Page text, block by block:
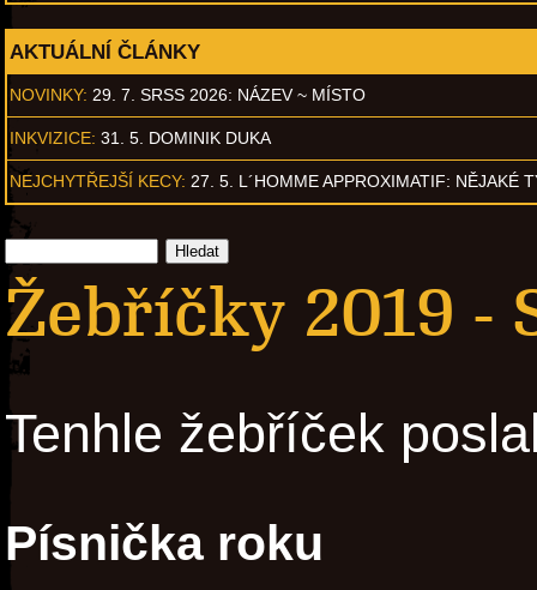
AKTUÁLNÍ ČLÁNKY
NOVINKY: 29. 7. SRSS 2026: NÁZEV ~ MÍSTO
INKVIZICE: 31. 5. DOMINIK DUKA
NEJCHYTŘEJŠÍ KECY: 27. 5. L´HOMME APPROXIMATIF: NĚJAKÉ
Žebříčky 2019 -
Tenhle žebříček
Písnička roku